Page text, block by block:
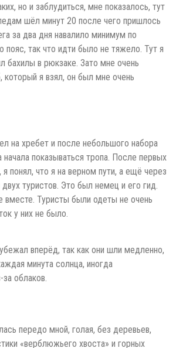
но и заблудиться, мне показалось, тут
шёл минут 20 после чего пришлось
за два дня навалило минимум по
пояс, так что идти было не тяжело. Тут я
бахилы в рюкзаке. Зато мне очень
который я взял, он был мне очень
на хребет и после небольшого набора
показываться тропа. После первых
я понял, что я на верном пути, а ещё через
туристов. Это был немец и его гид.
Туристы были одеты не очень
у них не было.
вперёд, так как они шли медленно,
минута солнца, иногда
облаков.
передо мной, голая, без деревьев,
«верблюжьего хвоста» и горных